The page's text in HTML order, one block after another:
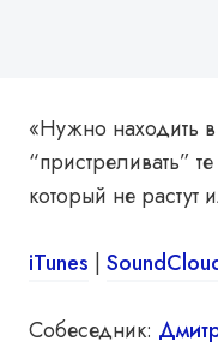
«Нужно находить
“пристреливать”
который не
iTunes |
Собеседник: